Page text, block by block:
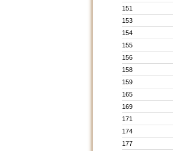
151
153
154
155
156
158
159
165
169
171
174
177